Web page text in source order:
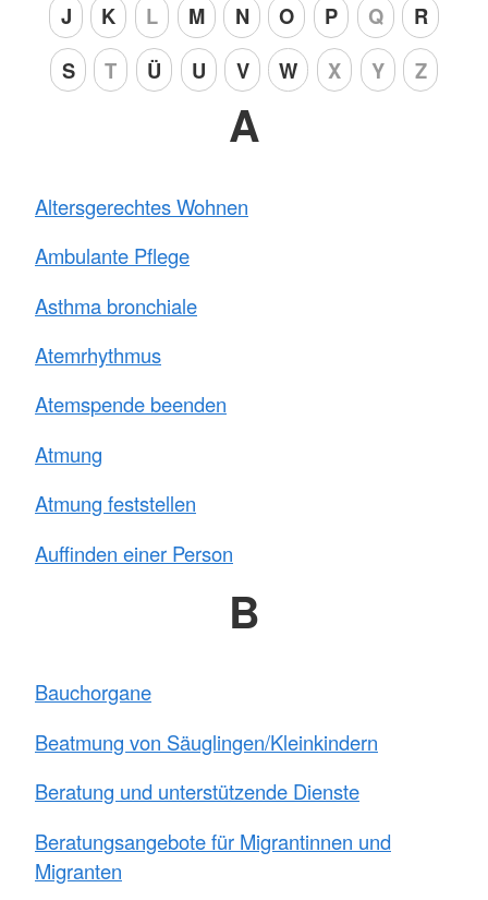
J
K L M N O P Q
R
S
T Ü U V W X Y Z
A
Altersgerechtes Wohnen
Ambulante Pflege
Asthma bronchiale
Atemrhythmus
Atemspende beenden
Atmung
Atmung feststellen
Auffinden einer Person
B
Bauchorgane
Beatmung von Säuglingen/Kleinkindern
Beratung und unterstützende Dienste
Beratungsangebote für Migrantinnen und
Migranten